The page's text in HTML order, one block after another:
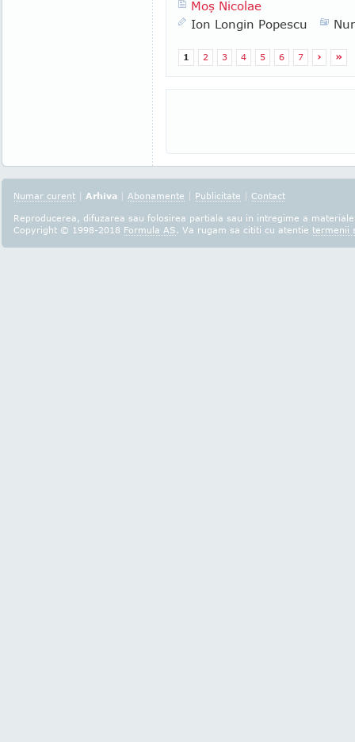
Moş Nicolae
Ion Longin Popescu
1 2 3 4 5 6 7 › »
Numar curent | Arhiva | Abonamente | Publicitate | Contact
Reproducerea, difuzarea sau folosirea partiala sau in intregime a
Copyright © 1998-2018 Formula AS. Va rugam sa cititi cu atentie termenii